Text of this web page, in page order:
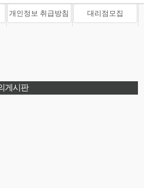
개인정보 취급방침 대리점모집
게시판